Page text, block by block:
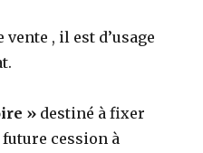
vente , il est d’usage
» destiné à fixer
cession à